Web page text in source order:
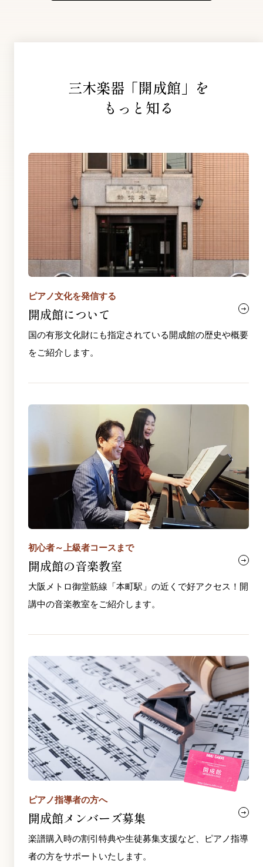
三木楽器「開成館」を
もっと知る
ピアノ文化を発信する
開成館について
国の有形文化財にも指定されている開成館の歴史や概要
をご紹介します。
初心者～上級者コースまで
開成館の音楽教室
大阪メトロ御堂筋線「本町駅」の近くで好アクセス！開
講中の音楽教室をご紹介します。
ピアノ指導者の方へ
開成館メンバーズ募集
楽譜購入時の割引特典や生徒募集支援など、ピアノ指導
者の方をサポートいたします。